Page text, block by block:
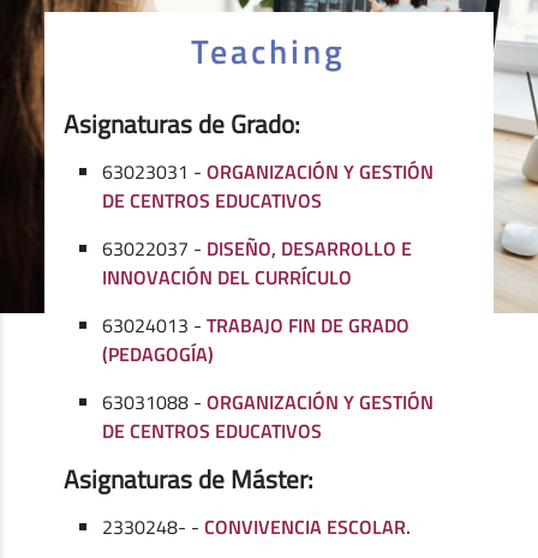
Teaching
Asignaturas de Grado:
63023031 -ORGANIZACIÓN Y GESTIÓN
DE CENTROS EDUCATIVOS
63022037 - DISEÑO, DESARROLLO E
INNOVACIÓN DEL CURRÍCULO
63024013 -TRABAJO FIN DE GRADO
(PEDAGOGÍA)
63031088 -ORGANIZACIÓN Y GESTIÓN
DE CENTROS EDUCATIVOS
Asignaturas de Máster:
2330248- -CONVIVENCIA ESCOLAR.